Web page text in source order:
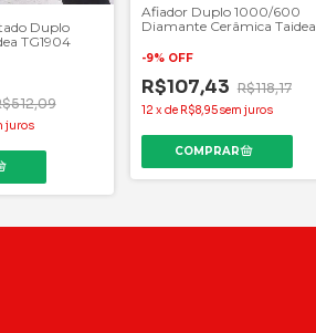
Duplo
TG1904
juros
Afiador Duplo 1000/600
Diamante Cerâmica Taidea
-9% OFF
R$107,43 R$118,17
12 xde R$8,95sem juros